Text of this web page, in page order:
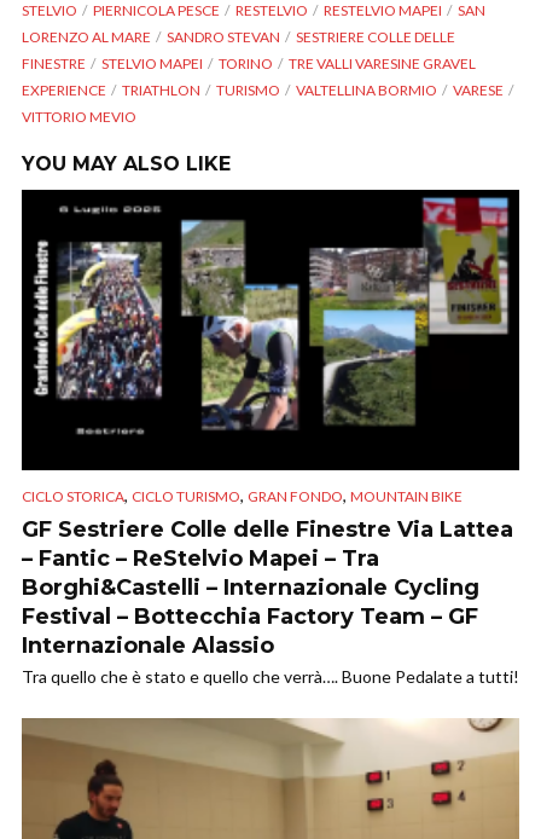
STELVIO
PIERNICOLA PESCE RESTELVIO RESTELVIO MAPEI
SAN
LORENZO AL MARE
SANDRO STEVAN
SESTRIERE COLLE DELLE
FINESTRE
STELVIO MAPEI TORINO
TRE VALLI VARESINE GRAVEL
EXPERIENCE
TRIATHLON TURISMO VALTELLINA BORMIO
VARESE
VITTORIO MEVIO
YOU MAY ALSO LIKE
CICLO STORICA, CICLO TURISMO, GRAN FONDO, MOUNTAIN BIKE
GF Sestriere Colle delle Finestre Via Lattea
– Fantic – ReStelvio Mapei – Tra
Borghi&Castelli – Internazionale Cycling
Festival – Bottecchia Factory Team – GF
Internazionale Alassio
Tra quello che è stato e quello che verrà…. Buone Pedalate a tutti!